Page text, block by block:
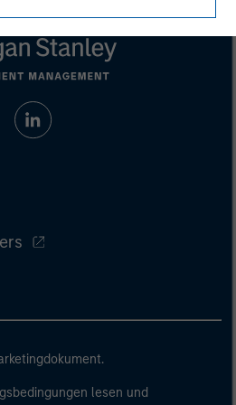
lesen und